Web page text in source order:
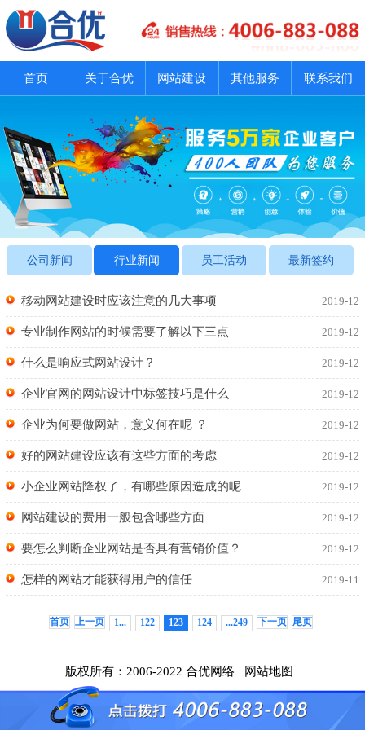
首页 关于合优 网站建设 其他服务 联系我们
公司新闻 行业新闻 员工活动 最新签约
移动网站建设时应该注意的几大事项 2019-12
专业制作网站的时候需要了解以下三点 2019-12
什么是响应式网站设计？ 2019-12
企业官网的网站设计中标签技巧是什么 2019-12
企业为何要做网站，意义何在呢 ？ 2019-12
好的网站建设应该有这些方面的考虑 2019-12
小企业网站降权了，有哪些原因造成的呢 2019-12
网站建设的费用一般包含哪些方面 2019-12
要怎么判断企业网站是否具有营销价值？ 2019-12
怎样的网站才能获得用户的信任 2019-11
首页 上一页 1... 122 123 124 ...249 下一页 尾页
版权所有：2006-2022 合优网络 网站地图